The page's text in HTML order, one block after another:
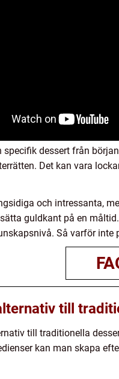
dessert från
Det kan vara
och intressanta,
guldkant på en
Så varför inte
till
till traditionella
kan man skapa